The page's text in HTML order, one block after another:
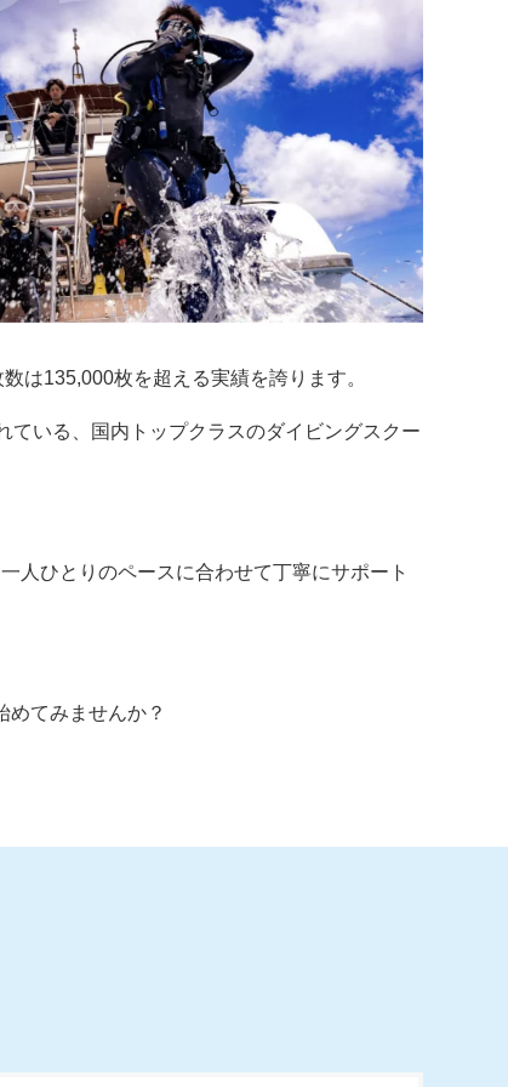
は135,000枚を超える実績を誇ります。
いる、国内トップクラスのダイビングスクー
人ひとりのペースに合わせて丁寧にサポート
めてみませんか？